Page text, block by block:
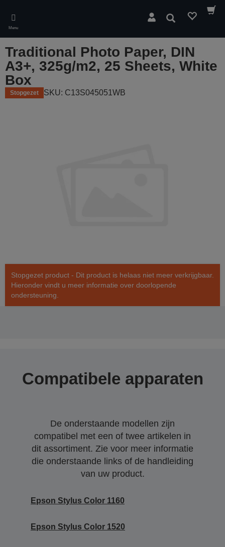
main
content
Menu
Zoeken
Traditional Photo Paper, DIN
A3+, 325g/m2, 25 Sheets, White
Box
Stopgezet SKU: C13S045051WB
Stopgezet product - Dit product is helaas niet meer verkrijgbaar.
Hieronder vindt u meer informatie over doorlopende
ondersteuning.
Compatibele apparaten
De onderstaande modellen zijn
compatibel met een of twee artikelen in
dit assortiment. Zie voor meer informatie
die onderstaande links of de handleiding
van uw product.
Epson Stylus Color 1160
Epson Stylus Color 1520